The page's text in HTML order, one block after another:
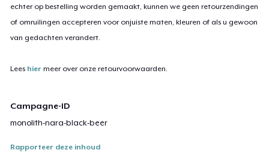
echter op bestelling worden gemaakt, kunnen we geen retourzendingen
of omruilingen accepteren voor onjuiste maten, kleuren of als u gewoon
van gedachten verandert.
Lees hier meer over onze retourvoorwaarden.
Campagne-ID
monolith-nara-black-beer
Rapporteer deze inhoud